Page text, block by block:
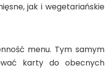
jak i wegetariańskie
menu. Tym samym
karty do obecnych